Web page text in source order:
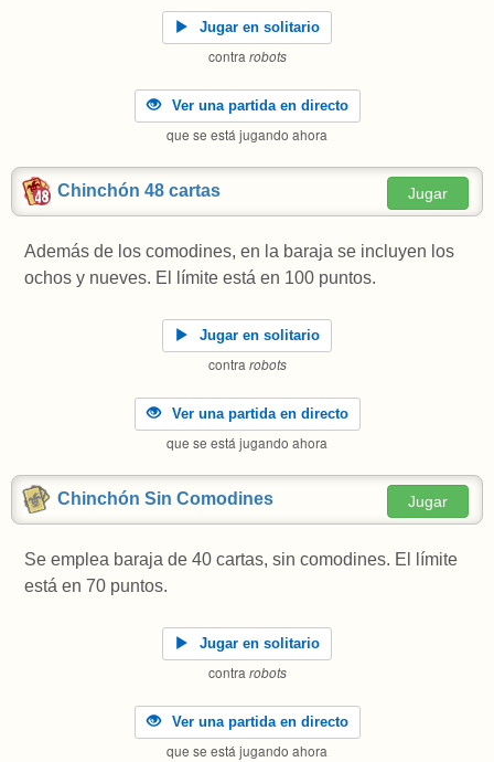
Jugar en solitario
contrarobots
Ver una partida en directo
que se está jugando ahora
Chinchón 48 cartas Jugar
Además de los comodines, en la baraja se incluyen los
ochos y nueves. El límite está en 100 puntos.
Jugar en solitario
contrarobots
Ver una partida en directo
que se está jugando ahora
Chinchón Sin Comodines Jugar
Se emplea baraja de 40 cartas, sin comodines. El límite
está en 70 puntos.
Jugar en solitario
contrarobots
Ver una partida en directo
que se está jugando ahora